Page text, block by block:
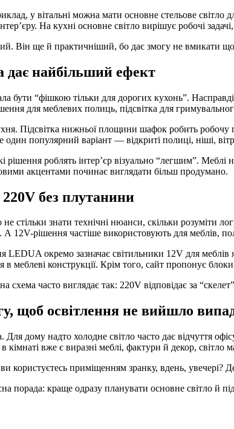
у вітальні можна мати основне стельове
На кухні основне світло вирішує робочі
Він ще й практичніший, бо дає змогу не вмикати
дає найбільший ефект
бути “фішкою тільки для дорогих кухонь”.
для меблевих полиць, підсвітка для
Підсвітка нижньої площини шафок робить
один популярний варіант — відкриті полиці, ніші,
роблять інтер’єр візуально “легшим”.
акцентами починає виглядати більш продумано.
без плутанини
стільки знати технічні нюанси, скільки розуміти
12V-рішення частіше використовують для меблів,
LEDUA окремо зазначає світильники 12V для
в меблеві конструкції. Крім того, сайт пропонує
схема часто виглядає так: 220V відповідає за
щоб освітлення не вийшло
дому надто холодне світло часто дає відчуття
вже є виразні меблі, фактури й декор, світло
користуєтесь приміщенням зранку, вдень, увечері?
порада: краще одразу планувати основне світло й